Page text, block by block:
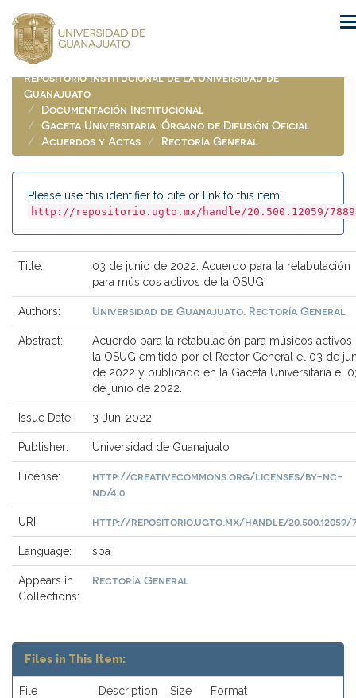
navigation
Repositorio Institucional de la Universidad de
Guanajuato
Documentación Institucional
Gaceta Universitaria: Órgano de Difusión Oficial
Acuerdos y Actas
Rectoría General
Please use this identifier to cite or link to this item:
http://repositorio.ugto.mx/handle/20.500.12059/7889
Title:
03 de junio de 2022. Acuerdo para la retabulación
para músicos activos de la OSUG
Authors: Universidad de Guanajuato. Rectoría General
Abstract:
Acuerdo para la retabulación para músicos activos
la OSUG emitido por el Rector General el 03 de
de 2022 y publicado en la Gaceta Universitaria el
de junio de 2022.
Issue Date: 3-Jun-2022
Publisher: Universidad de Guanajuato
License:
http://creativecommons.org/licenses/by-nc-
nd/4.0
URI: http://repositorio.ugto.mx/handle/20.500.12059/
Language: spa
Appears in
Collections:
Rectoría General
Files in This Item:
File Description Size Format